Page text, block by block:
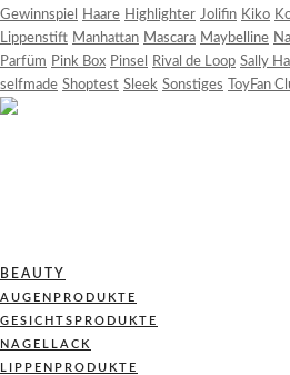
Gewinnspiel
Haare Highlighter Jolifin Kiko
Lippenstift Manhattan Mascara Maybelline
Parfüm Pink Box Pinsel Rival de Loop Sally
selfmade Shoptest Sleek Sonstiges ToyFan
BEAUTY
AUGENPRODUKTE
GESICHTSPRODUKTE
NAGELLACK
LIPPENPRODUKTE